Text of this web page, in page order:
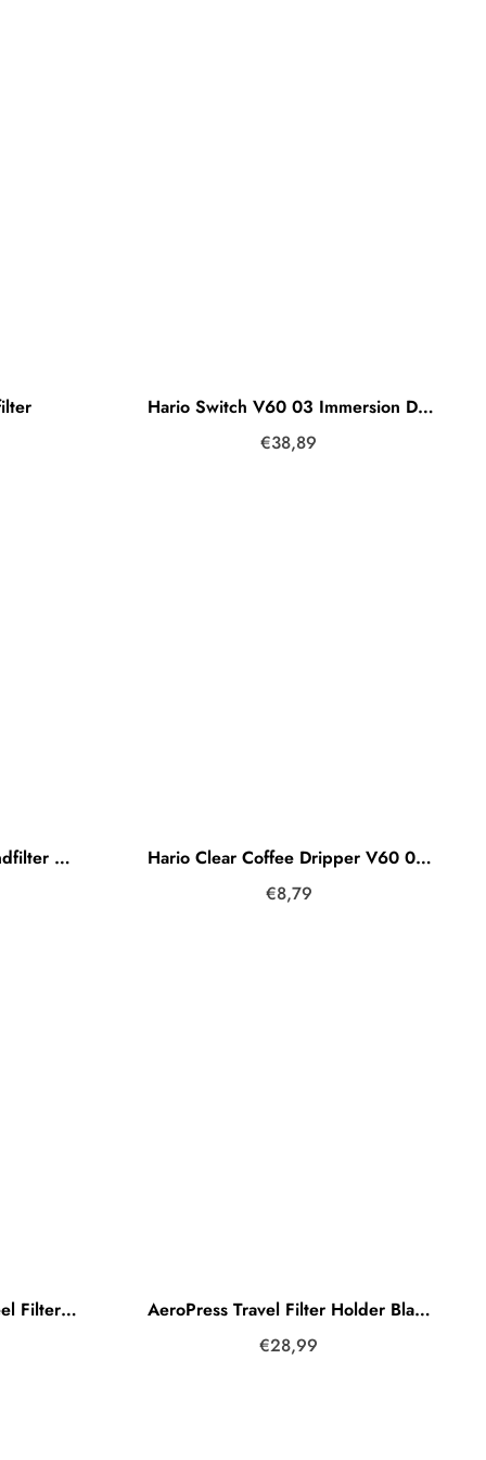
Hario Switch V60 03 Immersion Dripper Handfilter Glas inkl. Filter Black (Schwarz)
€38,89
Hario Dripper V60 02 Handfilter Porzellan Light Purple (Helles Lila)
Hario Clear Coffee Dripper V60 03 Handfilter Kunststoff Clear (Transparent)
€8,79
AeroPress XL Stainless Steel Filter Edeltstahl
AeroPress Travel Filter Holder Black (Schwarz)
€28,99